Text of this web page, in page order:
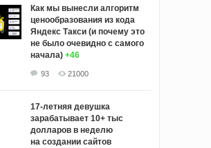
Как мы вынесли алгоритм
ценообразования из кода
Яндекс Такси (и почему это
не было очевидно с самого
начала) +46
93 21000
17-летняя девушка
зарабатывает 10+ тыс
долларов в неделю
на создании сайтов